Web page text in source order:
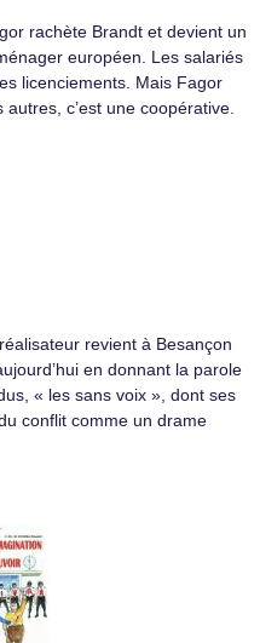
rachète Brandt et devient un
européen. Les salariés
licenciements. Mais Fagor
c’est une coopérative.
revient à Besançon
en donnant la parole
« les sans voix », dont ses
conflit comme un drame